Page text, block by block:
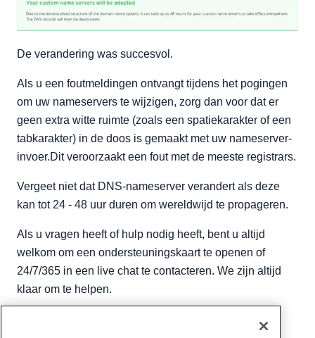
De verandering was succesvol.
Als u een foutmeldingen ontvangt tijdens het pogingen
om uw nameservers te wijzigen, zorg dan voor dat er
geen extra witte ruimte (zoals een spatiekarakter of een
tabkarakter) in de doos is gemaakt met uw nameserver-
invoer.Dit veroorzaakt een fout met de meeste registrars.
Vergeet niet dat DNS-nameserver verandert als deze
kan tot 24 - 48 uur duren om wereldwijd te propageren.
Als u vragen heeft of hulp nodig heeft, bent u altijd
welkom om een ondersteuningskaart te openen of
24/7/365 in een live chat te contacteren. We zijn altijd
klaar om te helpen.